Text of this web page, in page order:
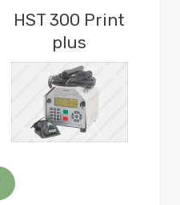
HST 300 Print
plus